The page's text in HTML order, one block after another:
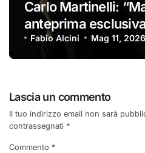
Carlo Martinelli:
anteprima
#tracciadelgiorno
Fabio Alcini Mag 11, 2026
Lascia un commento
Il tuo indirizzo email non sarà
contrassegnati *
Commento *